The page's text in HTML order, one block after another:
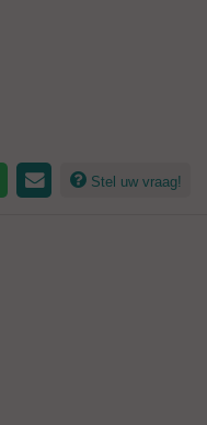
Stel uw vraag!